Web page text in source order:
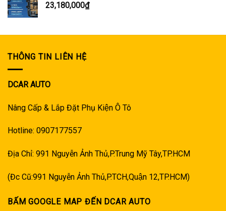
23,180,000₫
THÔNG TIN LIÊN HỆ
DCAR AUTO
Nâng Cấp & Lắp Đặt Phụ Kiện Ô Tô
Hotline: 0907177557
Địa Chỉ: 991 Nguyễn Ảnh Thủ,P.Trung Mỹ Tây,TP.HCM
(Đc Cũ:991 Nguyễn Ảnh Thủ,P.TCH,Quận 12,TP.HCM)
BẤM GOOGLE MAP ĐẾN DCAR AUTO